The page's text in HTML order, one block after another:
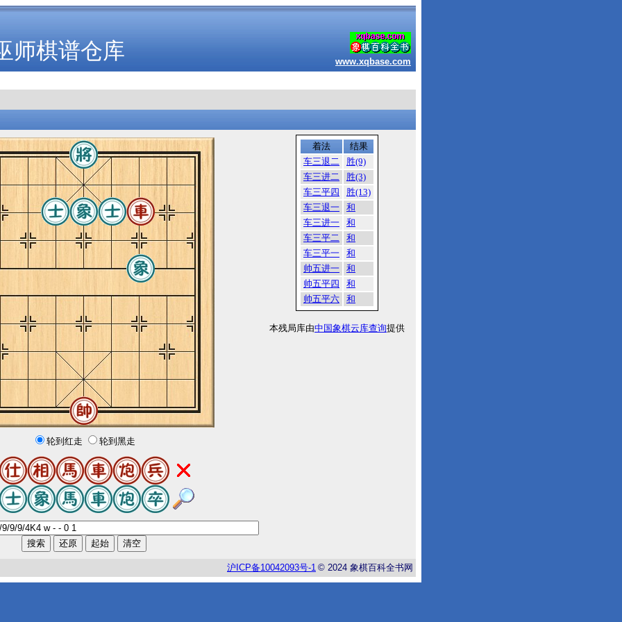
师棋谱仓库 www.xqbase.com
轮到红走 轮到黑走
着法
结果
车三退二
胜(9)
车三进二
胜(3)
车三平四
胜(13)
车三退一
和
车三进一
和
车三平二
和
车三平一
和
帅五进一
和
帅五平四
和
帅五平六
和
本残局库由中国象棋云库查询提供
沪 ICP备10042093号-1 © 2024 象棋百科全书网